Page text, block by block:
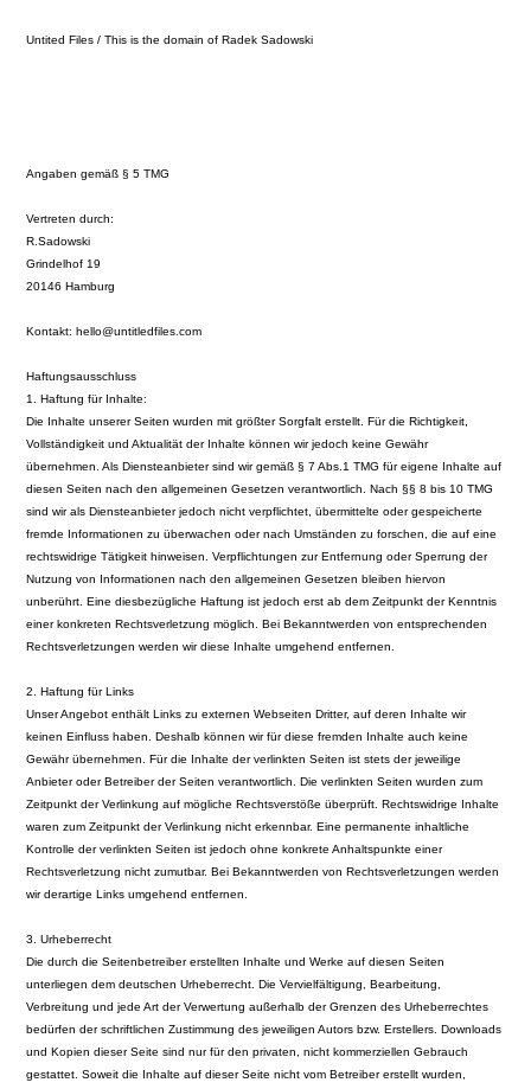
Untited Files / This is the domain of Radek Sadowski
Angaben gemäß § 5 TMG
Vertreten durch:
R.Sadowski
Grindelhof 19
20146 Hamburg
Kontakt: hello@untitledfiles.com
Haftungsausschluss
1. Haftung für Inhalte:
Die Inhalte unserer Seiten wurden mit größter Sorgfalt erstellt. Für die Richtigkeit,
Vollständigkeit und Aktualität der Inhalte können wir jedoch keine Gewähr
übernehmen. Als Diensteanbieter sind wir gemäß § 7 Abs.1 TMG für eigene Inhalte auf
diesen Seiten nach den allgemeinen Gesetzen verantwortlich. Nach §§ 8 bis 10 TMG
sind wir als Diensteanbieter jedoch nicht verpflichtet, übermittelte oder gespeicherte
fremde Informationen zu überwachen oder nach Umständen zu forschen, die auf eine
rechtswidrige Tätigkeit hinweisen. Verpflichtungen zur Entfernung oder Sperrung der
Nutzung von Informationen nach den allgemeinen Gesetzen bleiben hiervon
unberührt. Eine diesbezügliche Haftung ist jedoch erst ab dem Zeitpunkt der Kenntnis
einer konkreten Rechtsverletzung möglich. Bei Bekanntwerden von entsprechenden
Rechtsverletzungen werden wir diese Inhalte umgehend entfernen.
2. Haftung für Links
Unser Angebot enthält Links zu externen Webseiten Dritter, auf deren Inhalte wir
keinen Einfluss haben. Deshalb können wir für diese fremden Inhalte auch keine
Gewähr übernehmen. Für die Inhalte der verlinkten Seiten ist stets der jeweilige
Anbieter oder Betreiber der Seiten verantwortlich. Die verlinkten Seiten wurden zum
Zeitpunkt der Verlinkung auf mögliche Rechtsverstöße überprüft. Rechtswidrige Inhalte
waren zum Zeitpunkt der Verlinkung nicht erkennbar. Eine permanente inhaltliche
Kontrolle der verlinkten Seiten ist jedoch ohne konkrete Anhaltspunkte einer
Rechtsverletzung nicht zumutbar. Bei Bekanntwerden von Rechtsverletzungen werden
wir derartige Links umgehend entfernen.
3. Urheberrecht
Die durch die Seitenbetreiber erstellten Inhalte und Werke auf diesen Seiten
unterliegen dem deutschen Urheberrecht. Die Vervielfältigung, Bearbeitung,
Verbreitung und jede Art der Verwertung außerhalb der Grenzen des Urheberrechtes
bedürfen der schriftlichen Zustimmung des jeweiligen Autors bzw. Erstellers. Downloads
und Kopien dieser Seite sind nur für den privaten, nicht kommerziellen Gebrauch
gestattet. Soweit die Inhalte auf dieser Seite nicht vom Betreiber erstellt wurden,